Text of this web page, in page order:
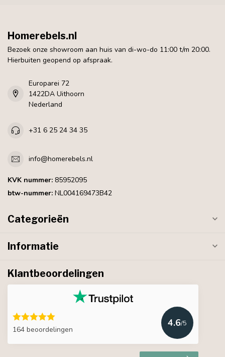
Homerebels.nl
Bezoek onze showroom aan huis van di-wo-do 11:00 t/m 20:00.
Hierbuiten geopend op afspraak.
Europarei 72
1422DA Uithoorn
Nederland
+31 6 25 24 34 35
info@homerebels.nl
KVK nummer: 85952095
btw-nummer: NL004169473B42
Categorieën
Informatie
Klantbeoordelingen
164 beoordelingen
4.6/5